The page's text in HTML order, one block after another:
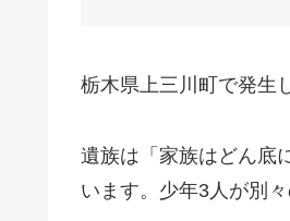
栃木県上三川町で発生
遺族は「家族はどん底
います。少年3人が別